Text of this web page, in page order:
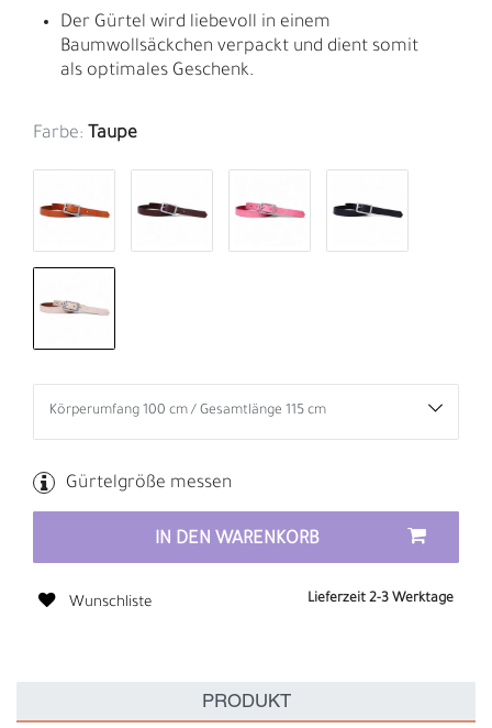
Der Gürtel wird liebevoll in einem
Baumwollsäckchen verpackt und dient somit
als optimales Geschenk.
Farbe: Taupe
Gürtelgröße messen
IN DEN WARENKORB
Wunschliste Lieferzeit 2-3 Werktage
PRODUKT